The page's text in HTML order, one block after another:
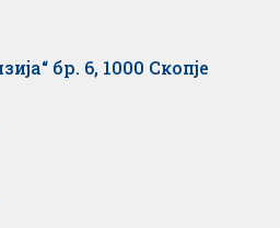
бр. 6, 1000 Скопје